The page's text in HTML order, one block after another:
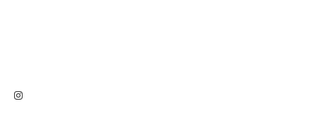
Instagram